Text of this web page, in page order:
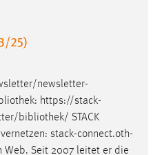
25)
newsletter-
: https://stack-
bibliothek/ STACK
stack-connect.oth-
Web. Seit 2007 leitet er die
nutzen.
_pk_ses